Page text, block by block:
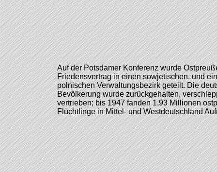
Auf der Potsdamer Konferenz wurde
Friedensvertrag in einen sowjetischen. und
polnischen Verwaltungsbezirk geteilt. Die
Bevölkerung wurde zurückgehalten,
vertrieben; bis 1947 fanden 1,93 Millionen
Flüchtlinge in Mittel- und Westdeutschland